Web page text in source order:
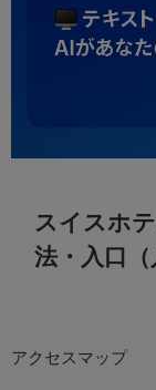
スイスホ
法・入口（
アクセスマップ